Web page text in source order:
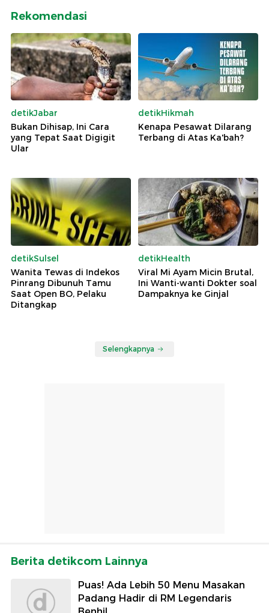
Rekomendasi
detikJabar
Bukan Dihisap, Ini Cara
yang Tepat Saat Digigit
Ular
detikHikmah
Kenapa Pesawat Dilarang
Terbang di Atas Ka'bah?
detikSulsel
Wanita Tewas di Indekos
Pinrang Dibunuh Tamu
Saat Open BO, Pelaku
Ditangkap
detikHealth
Viral Mi Ayam Micin Brutal,
Ini Wanti-wanti Dokter soal
Dampaknya ke Ginjal
Selengkapnya
Berita detikcom Lainnya
Puas! Ada Lebih 50 Menu Masakan
Padang Hadir di RM Legendaris